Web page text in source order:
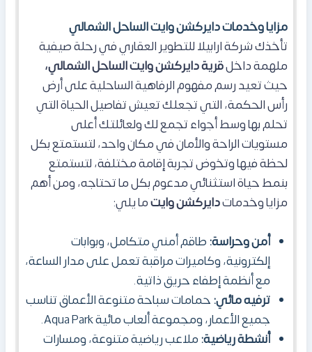
مزايا وخدمات دايركشن وايت الساحل الشمالي
تأخذك شركة ارابيلا للتطوير العقاري في رحلة صيفية
ملهمة داخلقرية دايركشن وايت الساحل الشمالي،
حيث تعيد رسم مفهوم الرفاهية الساحلية على أرض
رأس الحكمة، التي تجعلك تعيش تفاصيل الحياة التي
تحلم بها وسط أجواء تجمع لك ولعائلتك أعلى
مستويات الراحة والأمان في مكان واحد، لتستمتع بكل
لحظة فيها وتخوض تجربة إقامة مختلفة، لتستمتع
بنمط حياة استثنائي مدعوم بكل ما تحتاجه، ومن أهم
مزايا وخدماتدايركشن وايتما يلي:
أمن وحراسة:طاقم أمني متكامل، وبوابات
إلكترونية، وكاميرات مراقبة تعمل على مدار الساعة،
مع أنظمة إطفاء حريق ذاتية.
ترفيه مائي:حمامات سباحة متنوعة الأعماق تناسب
جميع الأعمار، ومجموعة ألعاب مائية Aqua Park.
أنشطة رياضية:ملاعب رياضية متنوعة، ومسارات